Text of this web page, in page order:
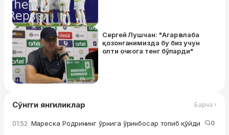
Сергей Лушчан: "Агар ғалаба
қозонганимизда бу биз учун
олти очкога тенг бўларди"
Сўнгги янгиликлар Барча ›
01:52 Мареска Родрининг ўрнига ўринбосар топиб қўйди 0